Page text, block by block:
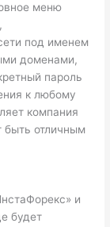
меню
под именем
доменами,
пароль
к любому
компания
быть отличным
и
будет